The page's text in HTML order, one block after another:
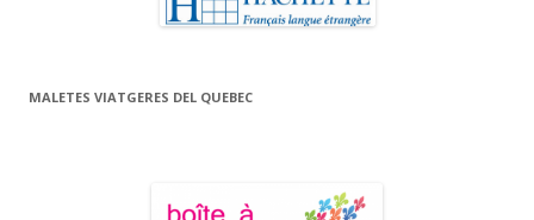
MALETES VIATGERES DEL QUEBEC